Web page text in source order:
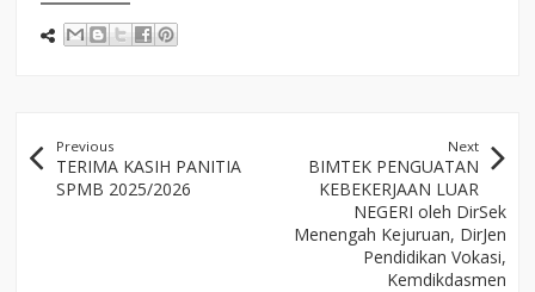
Previous
TERIMA KASIH PANITIA
SPMB 2025/2026
Next
BIMTEK PENGUATAN
KEBEKERJAAN LUAR
NEGERI oleh DirSek
Menengah Kejuruan, DirJen
Pendidikan Vokasi,
Kemdikdasmen